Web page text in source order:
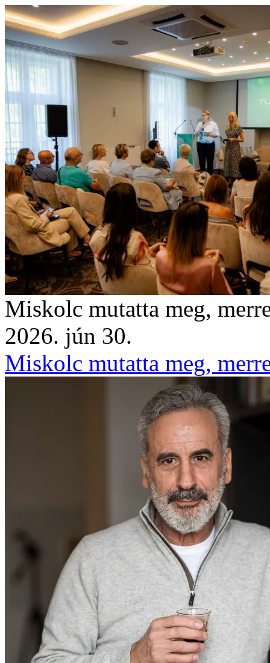
Miskolc mutatta meg,
2026. jún 30.
Miskolc mutatta meg,